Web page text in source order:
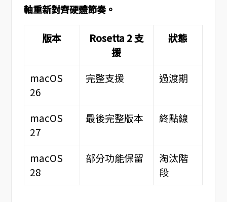
軸重新對齊硬體節奏。
版本
Rosetta 2 支
援
狀態
macOS
26
完整支援 過渡期
macOS
27
最後完整版本 終點線
macOS
28
部分功能保留
淘汰階
段